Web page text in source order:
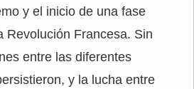
y el inicio de una fase
Revolución Francesa. Sin
entre las diferentes
y la lucha entre